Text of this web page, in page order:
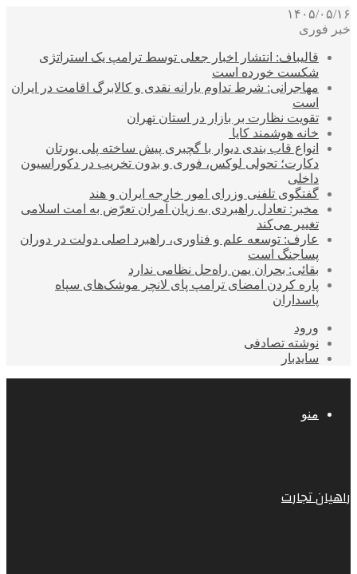
۱۴۰۵/۰۵/۱۶
خبر فوری
قالیباف: انتشار اخبار جعلی توسط ترامپ یک استراتژی
شکست خورده است
مهاجرانی: شرط تداوم یارانه نقدی و کالابرگ اقامت در ایران
است
تقویت نظارت بر بازار در استان تهران
خانه هوشمند کایا
انواع قاب بندی دیوار با گچبری پیش ساخته پلی یورتان
دکارت؛ تحولی لوکس، فوری و بدون تخریب در دکوراسیون
داخلی
گفتگوی تلفنی وزرای امور خارجه ایران و هند
مخبر: تعادل راهبردی به زیان آمران تعرّض به امت اسلامی
تغییر می‌کند
عارف: توسعه علم و فناوری، راهبرد اصلی دولت در دوران
پساجنگ است
بقائی: بحران یمن راه‌حل نظامی ندارد
پاره کردن امضای ترامپ پای لانچر موشک‌های سپاه
پاسداران
ورود
نوشته تصادفی
سایدبار
منو
راهیان تجارت